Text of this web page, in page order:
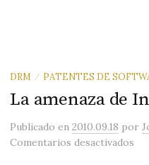
DRM / PATENTES DE
La amenaza de
Publicadoen2010.09.18 por
Comentarios desactivados